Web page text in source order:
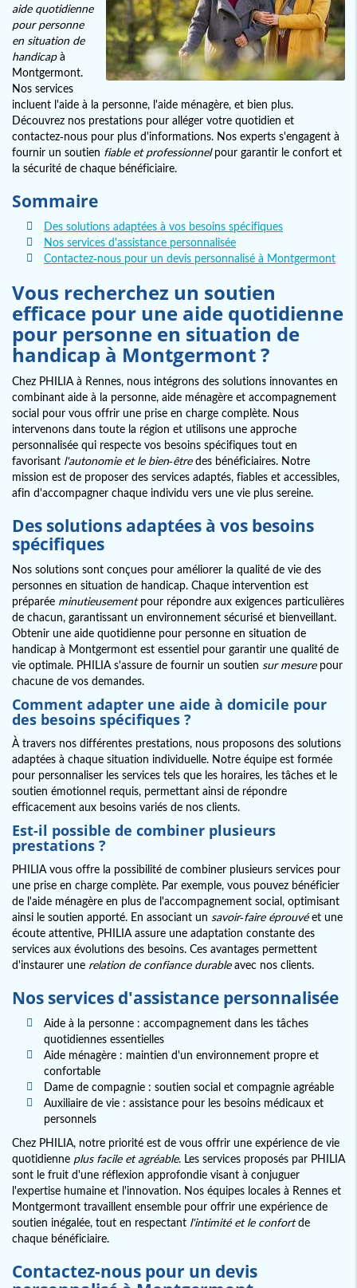
aide quotidienne
pour personne
en situation de
handicapà
Montgermont.
Nos services
incluent l'aide à la personne, l'aide ménagère, et bien plus.
Découvrez nos prestations pour alléger votre quotidien et
contactez-nous pour plus d'informations. Nos experts s'engagent à
fournir un soutien fiable et professionnelpour garantir le confort et
la sécurité de chaque bénéficiaire.
Sommaire
Des solutions adaptées à vos besoins spécifiques
Nos services d'assistance personnalisée
Contactez-nous pour un devis personnalisé à Montgermont
Vous recherchez un soutien
efficace pour une aide quotidienne
pour personne en situation de
handicap à Montgermont ?
Chez PHILIA à Rennes, nous intégrons des solutions innovantes en
combinant aide à la personne, aide ménagère et accompagnement
social pour vous offrir une prise en charge complète. Nous
intervenons dans toute la région et utilisons une approche
personnalisée qui respecte vos besoins spécifiques tout en
favorisant l'autonomie et le bien-êtredes bénéficiaires. Notre
mission est de proposer des services adaptés, fiables et accessibles,
afin d'accompagner chaque individu vers une vie plus sereine.
Des solutions adaptées à vos besoins
spécifiques
Nos solutions sont conçues pour améliorer la qualité de vie des
personnes en situation de handicap. Chaque intervention est
préparée minutieusementpour répondre aux exigences particulières
de chacun, garantissant un environnement sécurisé et bienveillant.
Obtenir une aide quotidienne pour personne en situation de
handicap à Montgermont est essentiel pour garantir une qualité de
vie optimale. PHILIA s'assure de fournir un soutien sur mesurepour
chacune de vos demandes.
Comment adapter une aide à domicile pour
des besoins spécifiques ?
À travers nos différentes prestations, nous proposons des solutions
adaptées à chaque situation individuelle. Notre équipe est formée
pour personnaliser les services tels que les horaires, les tâches et le
soutien émotionnel requis, permettant ainsi de répondre
efficacement aux besoins variés de nos clients.
Est-il possible de combiner plusieurs
prestations ?
PHILIA vous offre la possibilité de combiner plusieurs services pour
une prise en charge complète. Par exemple, vous pouvez bénéficier
de l'aide ménagère en plus de l'accompagnement social, optimisant
ainsi le soutien apporté. En associant un savoir-faire éprouvéet une
écoute attentive, PHILIA assure une adaptation constante des
services aux évolutions des besoins. Ces avantages permettent
d'instaurer une relation de confiance durableavec nos clients.
Nos services d'assistance personnalisée
Aide à la personne : accompagnement dans les tâches
quotidiennes essentielles
Aide ménagère : maintien d'un environnement propre et
confortable
Dame de compagnie : soutien social et compagnie agréable
Auxiliaire de vie : assistance pour les besoins médicaux et
personnels
Chez PHILIA, notre priorité est de vous offrir une expérience de vie
quotidienne plus facile et agréable. Les services proposés par PHILIA
sont le fruit d'une réflexion approfondie visant à conjuguer
l'expertise humaine et l'innovation. Nos équipes locales à Rennes et
Montgermont travaillent ensemble pour offrir une expérience de
soutien inégalée, tout en respectant l'intimité et le confortde
chaque bénéficiaire.
Contactez-nous pour un devis